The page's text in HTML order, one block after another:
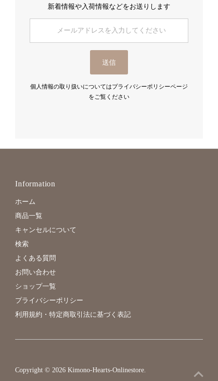
新着情報や入荷情報などをお送りします
ル
ス
送信
個人情報の取り扱いについてはプライバシーポリシーページ
をご覧ください
Information
ホーム
商品一覧
キャンセルについて
検索
よくある質問
お問い合わせ
ショップ一覧
プライバシーポリシー
利用規約・特定商取引法に基づく表記
Copyright © 2026Kimono-Hearts-Onlinestore.